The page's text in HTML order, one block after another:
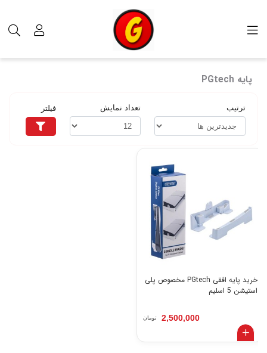
پایه PGtech
ترتیب تعداد نمایش فیلتر
خرید پایه افقی PGtech مخصوص پلی
استیشن 5 اسلیم
2,500,000 تومان